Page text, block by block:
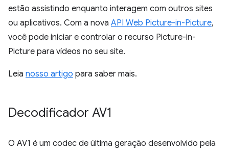
estão assistindo enquanto interagem com outros sites
ou aplicativos. Com a nova API Web Picture-in-Picture,
você pode iniciar e controlar o recurso Picture-in-
Picture para vídeos no seu site.
Leia nosso artigo para saber mais.
Decodificador AV1
O AV1 é um codec de última geração desenvolvido pela